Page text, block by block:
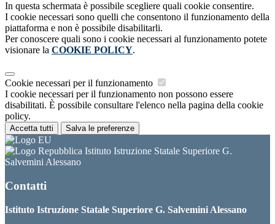
In questa schermata è possibile scegliere quali cookie consentire.
I cookie necessari sono quelli che consentono il funzionamento della
piattaforma e non è possibile disabilitarli.
Per conoscere quali sono i cookie necessari al funzionamento potete
visionare la COOKIE POLICY.
Cookie necessari per il funzionamento
I cookie necessari per il funzionamento non possono essere
disabilitati. È possibile consultare l'elenco nella pagina della cookie
policy.
Accetta tutti Salva le preferenze
Istituto Istruzione Statale Superiore G.
Salvemini Alessano
Contatti
Istituto Istruzione Statale Superiore G. Salvemini Alessano